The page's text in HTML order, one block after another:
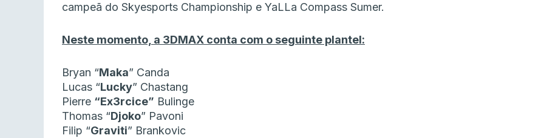
campeã do Skyesports Championship e YaLLa Compass Sumer.
Neste momento, a 3DMAX conta com o seguinte plantel:
Bryan “⁠Maka⁠” Canda
Lucas “⁠Lucky⁠” Chastang
Pierre “⁠Ex3rcice⁠” Bulinge
Thomas “⁠Djoko⁠” Pavoni
Filip “⁠Graviti⁠” Brankovic